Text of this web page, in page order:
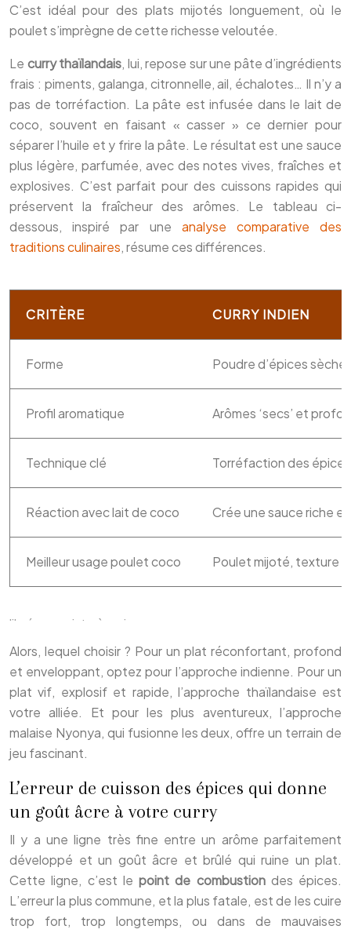
C’est idéal pour des plats mijotés longuement, où le
poulet s’imprègne de cette richesse veloutée.
Le curry thaïlandais, lui, repose sur une pâte d’ingrédients
frais : piments, galanga, citronnelle, ail, échalotes… Il n’y a
pas de torréfaction. La pâte est infusée dans le lait de
coco, souvent en faisant « casser » ce dernier pour
séparer l’huile et y frire la pâte. Le résultat est une sauce
plus légère, parfumée, avec des notes vives, fraîches et
explosives. C’est parfait pour des cuissons rapides qui
préservent la fraîcheur des arômes. Le tableau ci-
dessous, inspiré par une analyse comparative des
traditions culinaires, résume ces différences.
CRITÈRE CURRY INDIEN
Forme Poudre d’épices
Profil aromatique Arômes ‘secs’ et
Technique clé Torréfaction des
Réaction avec lait de coco Crée une sauce riche
Meilleur usage poulet coco Poulet mijoté, texture
Alors, lequel choisir ? Pour un plat réconfortant, profond
et enveloppant, optez pour l’approche indienne. Pour un
plat vif, explosif et rapide, l’approche thaïlandaise est
votre alliée. Et pour les plus aventureux, l’approche
malaise Nyonya, qui fusionne les deux, offre un terrain de
jeu fascinant.
L’erreur de cuisson des épices qui donne
un goût âcre à votre curry
Il y a une ligne très fine entre un arôme parfaitement
développé et un goût âcre et brûlé qui ruine un plat.
Cette ligne, c’est le point de combustiondes épices.
L’erreur la plus commune, et la plus fatale, est de les cuire
trop fort, trop longtemps, ou dans de mauvaises